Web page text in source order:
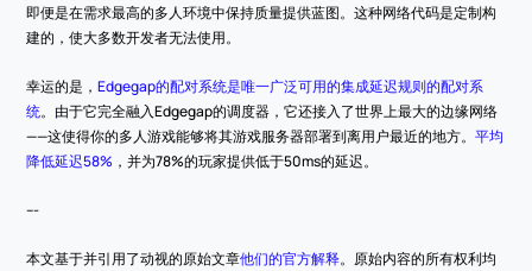
即便是在需求最高的多人环境中保持质量提供蓝图。这种网络代码是定制构
建的，使大多数开发者无法使用。
幸运的是，Edgegap的配对系统是唯一广泛可用的集成延迟规则的配对系
统。由于它完全融入Edgegap的调度器，它还接入了世界上最大的边缘网络
——这使得你的多人游戏能够将其游戏服务器部署到离用户最近的地方。平均
降低延迟58% ，并为78%的玩家提供低于50ms的延迟。
---
本文基于并引用了动视的原始文章他们的官方解释。原始内容的所有权利均